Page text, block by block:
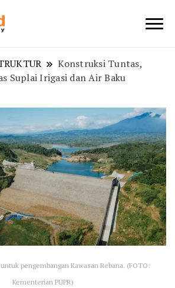
Konstruksi Tuntas,
Suplai Irigasi dan Air Baku
pengembangan Kawasan Rebana. (FOTO:
Kementerian PUPR)